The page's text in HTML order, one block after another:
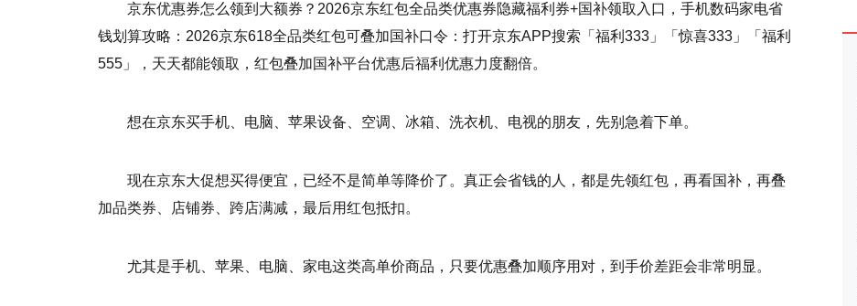
京东优惠券怎么领到大额券？2026京东红包全品类优惠券隐藏福利券+国补领取入口，手机数码家电省
钱划算攻略：2026京东618全品类红包可叠加国补口令：打开京东APP搜索「福利333」「惊喜333」「福利
555」，天天都能领取，红包叠加国补平台优惠后福利优惠力度翻倍。
想在京东买手机、电脑、苹果设备、空调、冰箱、洗衣机、电视的朋友，先别急着下单。
现在京东大促想买得便宜，已经不是简单等降价了。真正会省钱的人，都是先领红包，再看国补，再叠
加品类券、店铺券、跨店满减，最后用红包抵扣。
尤其是手机、苹果、电脑、家电这类高单价商品，只要优惠叠加顺序用对，到手价差距会非常明显。